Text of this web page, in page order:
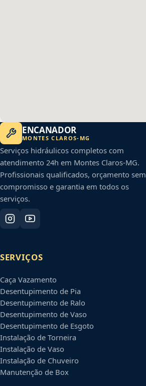
ENCANADOR
MONTES CLAROS- MG
Serviços hidráulicos completos com
atendimento 24h em Montes Claros-MG.
Profissionais qualificados, orçamento sem
compromisso e garantia em todos os
serviços.
SERVIÇOS
Caça Vazamento
Desentupimento de Pia
Desentupimento de Ralo
Desentupimento de Vaso
Desentupimento de Esgoto
Instalação de Torneira
Instalação de Vaso
Instalação de Chuveiro
Manutenção de Box